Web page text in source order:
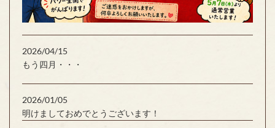
2026/04/15
もう四月・・・
2026/01/05
明けましておめでとうございます！